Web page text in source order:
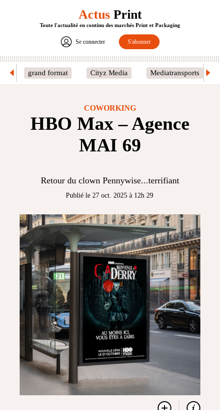
ActusPrint
Toute l'actualité en continu des marchés Print et Packaging
Se connecter S'abonner
grand format Cityz Media Mediatransports
COWORKING
HBO Max – Agence
MAI 69
Retour du clown Pennywise...terrifiant
Publié le 27 oct. 2025 à 12h 29